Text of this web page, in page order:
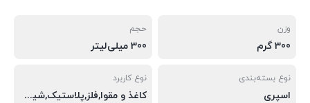
وزن
300 گرم
حجم
300 میلی‌لیتر
نوع بسته‌بندی
اسپری
نوع کاربرد
کاغذ و مقوا,فلز,پلاستیک,شیشه,چرم و پارچه